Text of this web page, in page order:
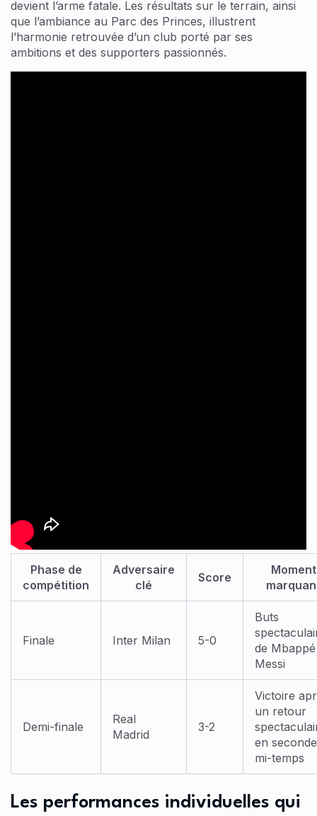
devient l’arme fatale. Les résultats sur le terrain, ainsi
que l’ambiance au Parc des Princes, illustrent
l’harmonie retrouvée d’un club porté par ses
ambitions et des supporters passionnés.
Phase de
compétition
Adversaire
clé
Score
Moment
Finale Inter Milan 5-0
Buts
de
Messi
Demi-finale
Real
Madrid
3-2
Victoire
un retour
en seconde
mi-temps
Les performances individuelles qui